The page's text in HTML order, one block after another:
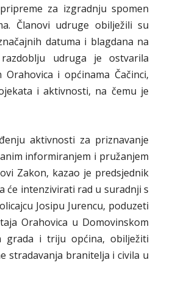
za izgradnju spomen
Članovi udruge obilježili su
datuma i blagdana na
udruga je ostvarila
i općinama Čačinci,
i aktivnosti, na čemu je
aktivnosti za priznavanje
informiranjem i pružanjem
Zakon, kazao je predsjednik
će intenzivirati rad u suradnji s
Josipu Jurencu, poduzeti
Orahovica u Domovinskom
grada i triju općina, obilježiti
stradavanja branitelja i civila u